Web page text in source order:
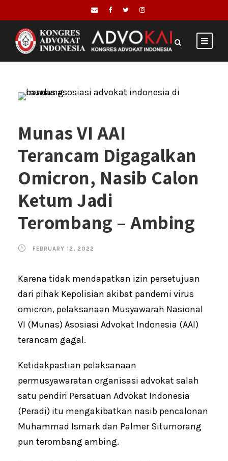
Munas VI AAI
Terancam Digagalkan
Omicron, Nasib Calon
Ketum Jadi
Terombang – Ambing
FEBRUARY 12, 2022
Karena tidak mendapatkan izin persetujuan
dari pihak Kepolisian akibat pandemi virus
omicron, pelaksanaan Musyawarah Nasional
VI (Munas) Asosiasi Advokat Indonesia (AAI)
terancam gagal.
Ketidakpastian pelaksanaan
permusyawaratan organisasi advokat salah
satu pendiri Persatuan Advokat Indonesia
(Peradi) itu mengakibatkan nasib pencalonan
Muhammad Ismark dan Palmer Situmorang
pun terombang ambing.